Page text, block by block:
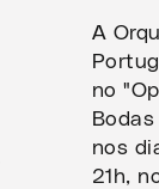
A
no
nos
21h,